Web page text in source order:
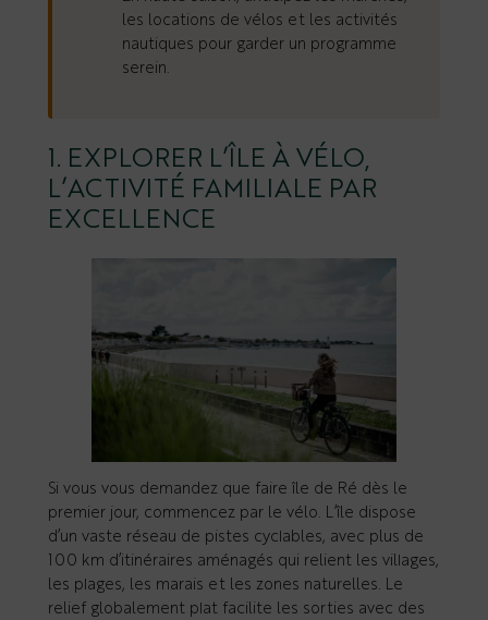
les locations de vélos et les activités
nautiques pour garder un programme
serein.
1. EXPLORER L’ÎLE À VÉLO,
L’ACTIVITÉ FAMILIALE PAR
EXCELLENCE
Si vous vous demandez que faire île de Ré dès le
premier jour, commencez par le vélo. L’île dispose
d’un vaste réseau de pistes cyclables, avec plus de
100 km d’itinéraires aménagés qui relient les villages,
les plages, les marais et les zones naturelles. Le
relief globalement plat facilite les sorties avec des